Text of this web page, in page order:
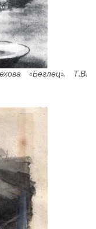
«Беглец». Т.В.